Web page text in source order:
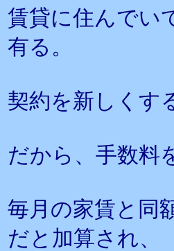
賃貸に住んでい
有る。
契約を新しくす
だから、手数料
毎月の家賃と同
だと加算され、